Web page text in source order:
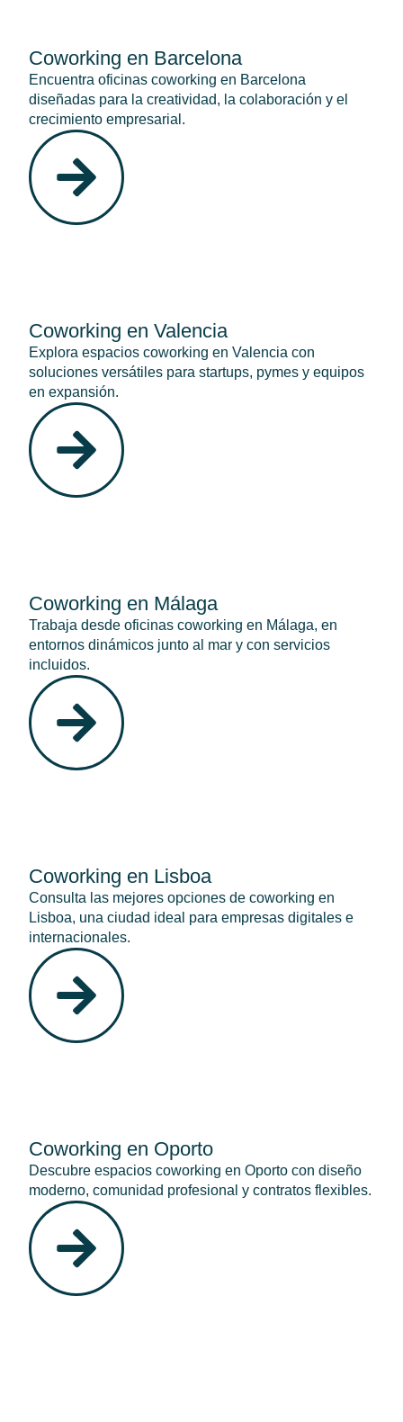
Coworking en Barcelona
Encuentra oficinas coworking en Barcelona
diseñadas para la creatividad, la colaboración y el
crecimiento empresarial.
Coworking en Valencia
Explora espacios coworking en Valencia con
soluciones versátiles para startups, pymes y equipos
en expansión.
Coworking en Málaga
Trabaja desde oficinas coworking en Málaga, en
entornos dinámicos junto al mar y con servicios
incluidos.
Coworking en Lisboa
Consulta las mejores opciones de coworking en
Lisboa, una ciudad ideal para empresas digitales e
internacionales.
Coworking en Oporto
Descubre espacios coworking en Oporto con diseño
moderno, comunidad profesional y contratos flexibles.